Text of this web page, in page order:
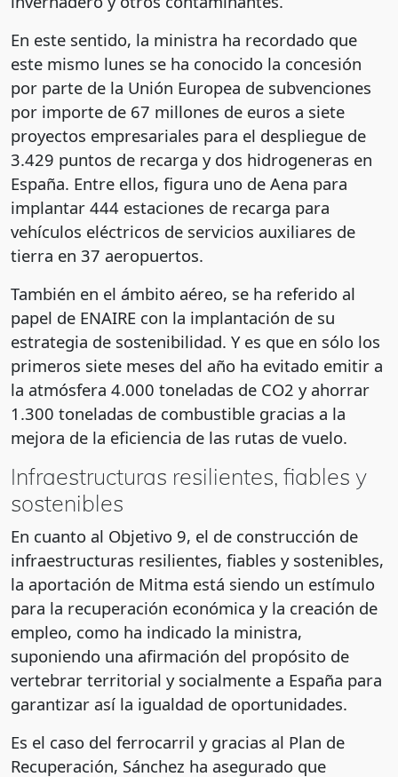
En este sentido, la ministra ha recordado que
este mismo lunes se ha conocido la concesión
por parte de la Unión Europea de subvenciones
por importe de 67 millones de euros a siete
proyectos empresariales para el despliegue de
3.429 puntos de recarga y dos hidrogeneras en
España. Entre ellos, figura uno de Aena para
implantar 444 estaciones de recarga para
vehículos eléctricos de servicios auxiliares de
tierra en 37 aeropuertos.
También en el ámbito aéreo, se ha referido al
papel de ENAIRE con la implantación de su
estrategia de sostenibilidad. Y es que en sólo los
primeros siete meses del año ha evitado emitir a
la atmósfera 4.000 toneladas de CO2 y ahorrar
1.300 toneladas de combustible gracias a la
mejora de la eficiencia de las rutas de vuelo.
Infraestructuras resilientes, fiables y
sostenibles
En cuanto al Objetivo 9, el de construcción de
infraestructuras resilientes, fiables y sostenibles,
la aportación de Mitma está siendo un estímulo
para la recuperación económica y la creación de
empleo, como ha indicado la ministra,
suponiendo una afirmación del propósito de
vertebrar territorial y socialmente a España para
garantizar así la igualdad de oportunidades.
Es el caso del ferrocarril y gracias al Plan de
Recuperación, Sánchez ha asegurado que